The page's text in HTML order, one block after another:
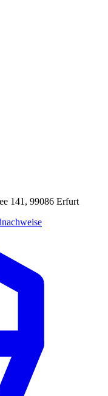
141 , 99086 Erfurt